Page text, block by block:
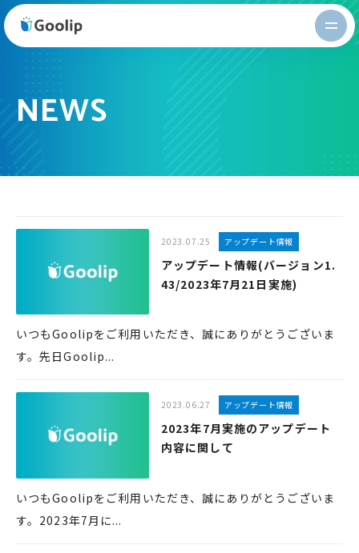
NEWS
2023.07.25 アップデート情報
アップデート情報(バージョン1.
43/2023年7月21日実施)
いつもGoolipをご利用いただき、誠にありがとうございま
す。先日Goolip...
2023.06.27 アップデート情報
2023年7月実施のアップデート
内容に関して
いつもGoolipをご利用いただき、誠にありがとうございま
す。2023年7月に...